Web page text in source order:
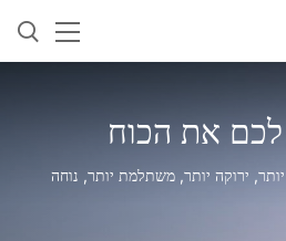
ירוקה יותר, משתלמת יותר, נוחה